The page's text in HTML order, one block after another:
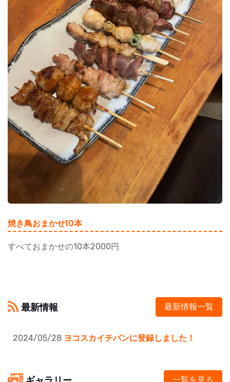
焼き鳥おまかせ10本
すべておまかせの10本2000円
最新情報 最新情報一覧
2024/05/28 ヨコスカイチバンに登録しました！
一覧を見る